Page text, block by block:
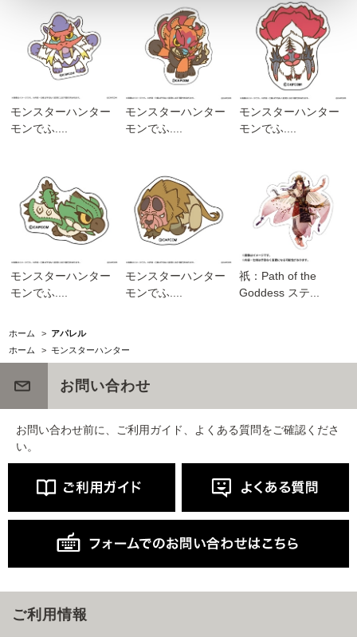
モンスターハンター
モンでふ....
モンスターハンター
モンでふ....
モンスターハンター
モンでふ....
モンスターハンター
モンでふ....
モンスターハンター
モンでふ....
祇：Path of the
Goddess ステ...
ホーム > アパレル
ホーム
> モンスターハンター
お問い合わせ
お問い合わせ前に、ご利用ガイド、よくある質問をご確認くださ
い。
ご利用情報